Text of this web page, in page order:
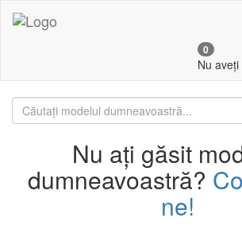
0
Nu
Nu ați găsit
dumneavoastră?
ne!